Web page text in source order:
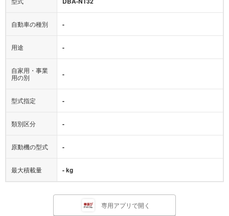
自動車の種別 -
用途 -
自家用・事業
用の別
-
型式指定 -
類別区分 -
原動機の型式 -
最大積載量 - kg
専用アプリで開く